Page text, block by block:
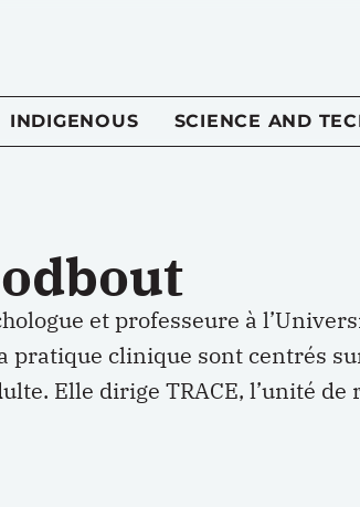
INDIGENOUS SCIENCE AND
et professeure à
pratique clinique sont centrés
Elle dirige TRACE, l’unité